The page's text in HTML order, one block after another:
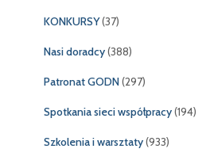
KONKURSY(37)
Nasi doradcy(388)
Patronat GODN(297)
Spotkania sieci współpracy(194)
Szkolenia i warsztaty(933)